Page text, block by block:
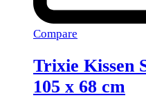
Compare
Trixie Kissen
105 x 68 cm